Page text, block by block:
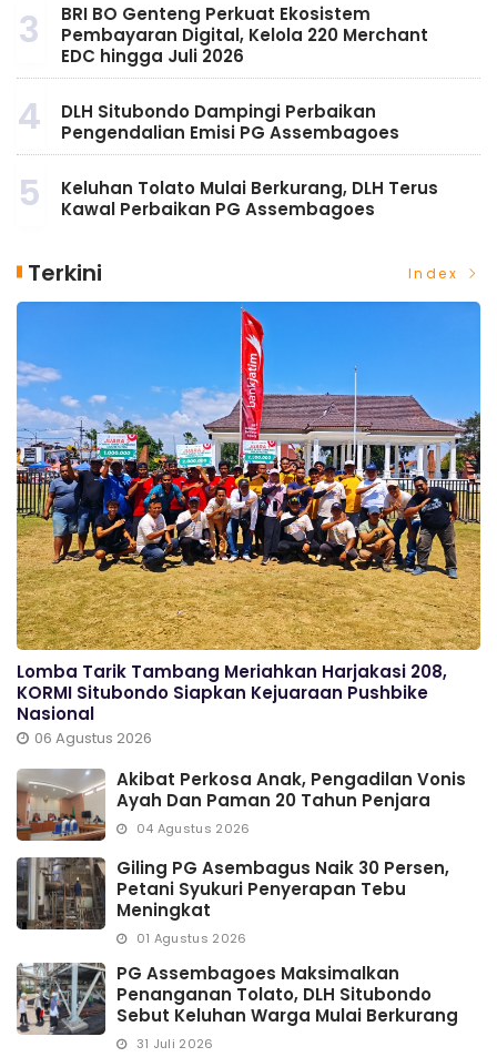
3
BRI BO Genteng Perkuat Ekosistem
Pembayaran Digital, Kelola 220 Merchant
EDC hingga Juli 2026
4
DLH Situbondo Dampingi Perbaikan
Pengendalian Emisi PG Assembagoes
5
Keluhan Tolato Mulai Berkurang, DLH Terus
Kawal Perbaikan PG Assembagoes
Terkini Index
Lomba Tarik Tambang Meriahkan Harjakasi 208,
KORMI Situbondo Siapkan Kejuaraan Pushbike
Nasional
06 Agustus 2026
Akibat Perkosa Anak, Pengadilan Vonis
Ayah Dan Paman 20 Tahun Penjara
04 Agustus 2026
Giling PG Asembagus Naik 30 Persen,
Petani Syukuri Penyerapan Tebu
Meningkat
01 Agustus 2026
PG Assembagoes Maksimalkan
Penanganan Tolato, DLH Situbondo
Sebut Keluhan Warga Mulai Berkurang
31 Juli 2026